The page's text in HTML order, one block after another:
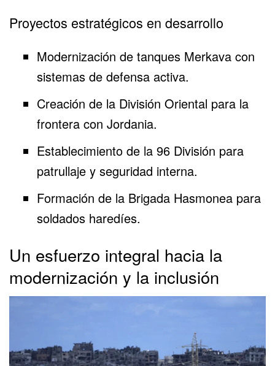
Proyectos estratégicos en desarrollo
Modernización de tanques Merkava con
sistemas de defensa activa.
Creación de la División Oriental para la
frontera con Jordania.
Establecimiento de la 96 División para
patrullaje y seguridad interna.
Formación de la Brigada Hasmonea para
soldados haredíes.
Un esfuerzo integral hacia la
modernización y la inclusión